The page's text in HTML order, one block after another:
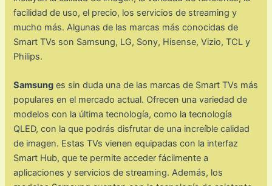
facilidad de uso, el precio, los servicios de streaming y
mucho más. Algunas de las marcas más conocidas de
Smart TVs son Samsung, LG, Sony, Hisense, Vizio, TCL y
Philips.
Samsung es sin duda una de las marcas de Smart TVs más
populares en el mercado actual. Ofrecen una variedad de
modelos con la última tecnología, como la tecnología
QLED, con la que podrás disfrutar de una increíble calidad
de imagen. Estas TVs vienen equipadas con la interfaz
Smart Hub, que te permite acceder fácilmente a
aplicaciones y servicios de streaming. Además, los